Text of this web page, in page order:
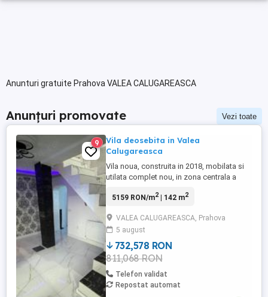
Anunturi gratuite Prahova VALEA CALUGAREASCA
Anunțuri promovate Vezi toate
9
Vila deosebita in Valea
Calugareasca
Vila noua, construita in 2018, mobilata si
utilata complet nou, in zona centrala a
3 dormitoare, dresing, living, baie,
de 420 mp, si o suprafata utila 140 mp,
totul la doar 140000 euro, negociabil.
Telefon 072646128 ...
5159 RON/m2| 142 m2
VALEA CALUGAREASCA, Prahova
5 august
732,578 RON
811,068 RON
Telefon validat
Repostat automat